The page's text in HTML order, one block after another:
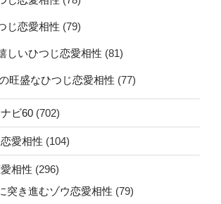
じ恋愛相性 (79)
しいひつじ恋愛相性 (81)
旺盛なひつじ恋愛相性 (77)
ビ60 (702)
愛相性 (104)
相性 (296)
突き進むゾウ恋愛相性 (79)